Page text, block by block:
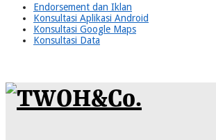
Endorsement dan Iklan
Konsultasi Aplikasi Android
Konsultasi Google Maps
Konsultasi Data